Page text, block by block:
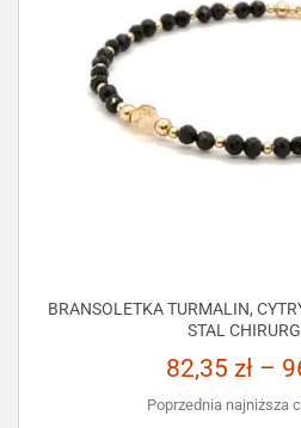
BRANSOLETKA TURMALIN,
STAL
82,35 zł –
Poprzednia najniższa